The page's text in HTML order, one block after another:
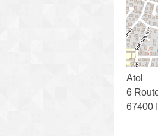
Atol
6
67400